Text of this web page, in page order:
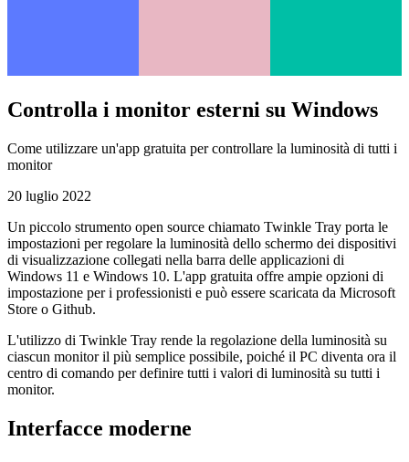
Controlla i monitor esterni su Windows
Come utilizzare un'app gratuita per controllare la luminosità di tutti i
20 luglio 2022
Un piccolo strumento open source chiamato Twinkle Tray porta le
impostazioni per regolare la luminosità dello schermo dei dispositivi
di visualizzazione collegati nella barra delle applicazioni di
impostazione per i professionisti e può essere scaricata da Microsoft
Store o Github.
L'utilizzo di Twinkle Tray rende la regolazione della luminosità su
centro di comando per definire tutti i valori di luminosità su tutti i
monitor.